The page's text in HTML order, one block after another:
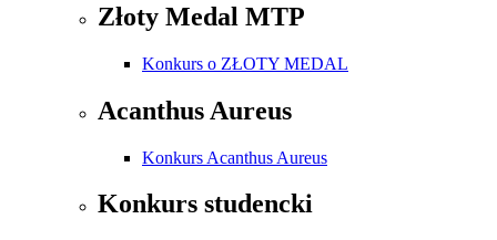
Złoty Medal MTP
Konkurs o ZŁOTY MEDAL
Acanthus Aureus
Konkurs Acanthus Aureus
Konkurs studencki